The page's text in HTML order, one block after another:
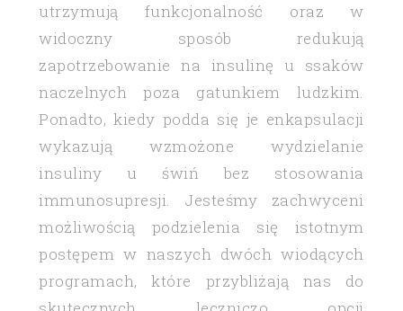
utrzymują funkcjonalność oraz w
widoczny sposób redukują
zapotrzebowanie na insulinę u ssaków
naczelnych poza gatunkiem ludzkim.
Ponadto, kiedy podda się je enkapsulacji
wykazują wzmożone wydzielanie
insuliny u świń bez stosowania
immunosupresji. Jesteśmy zachwyceni
możliwością podzielenia się istotnym
postępem w naszych dwóch wiodących
programach, które przybliżają nas do